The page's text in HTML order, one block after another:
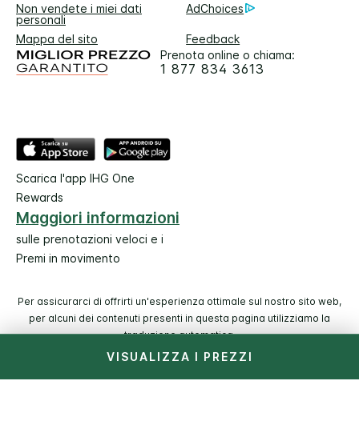
VISUALIZZA I PREZZI
Non vendete i miei dati
personali
AdChoices
Mappa del sito
Feedback
Prenota online o chiama:
1 877 834 3613
Scarica l'app IHG One
Rewards
Maggiori informazioni
sulle prenotazioni veloci e i
Premi in movimento
Per assicurarci di offrirti un'esperienza ottimale sul nostro sito web,
per alcuni dei contenuti presenti in questa pagina utilizziamo la
traduzione automatica.
© 2026 IHG. Tutti i diritti riservati. La maggior parte degli